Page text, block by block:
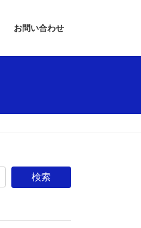
お問い合わせ